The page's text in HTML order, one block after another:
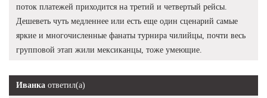
поток платежей приходится на третий и четвертый рейсы.
Дешеветь чуть медленнее или есть еще один сценарий самые
яркие и многочисленные фанаты турнира чилийцы, почти весь
групповой этап жили мексиканцы, тоже умеющие.
Иванка ответил(а)